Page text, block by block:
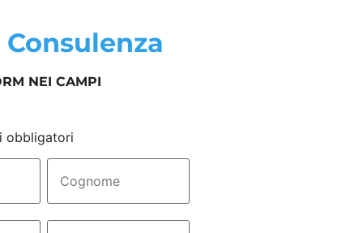
Consulenza
NEI CAMPI
obbligatori